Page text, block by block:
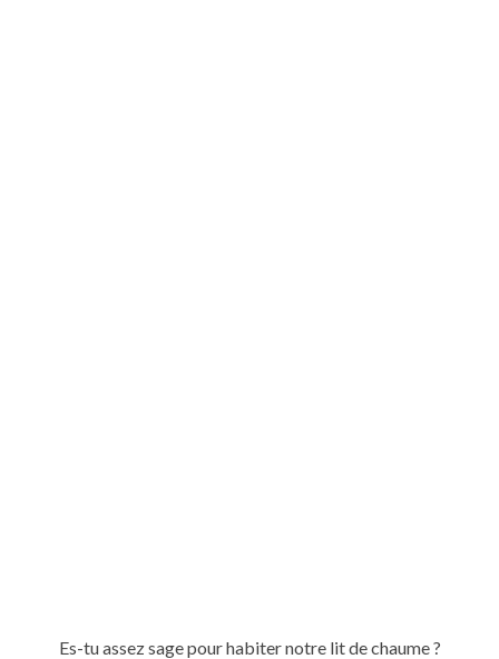
Es-tu assez sage pour habiter notre lit de chaume ?